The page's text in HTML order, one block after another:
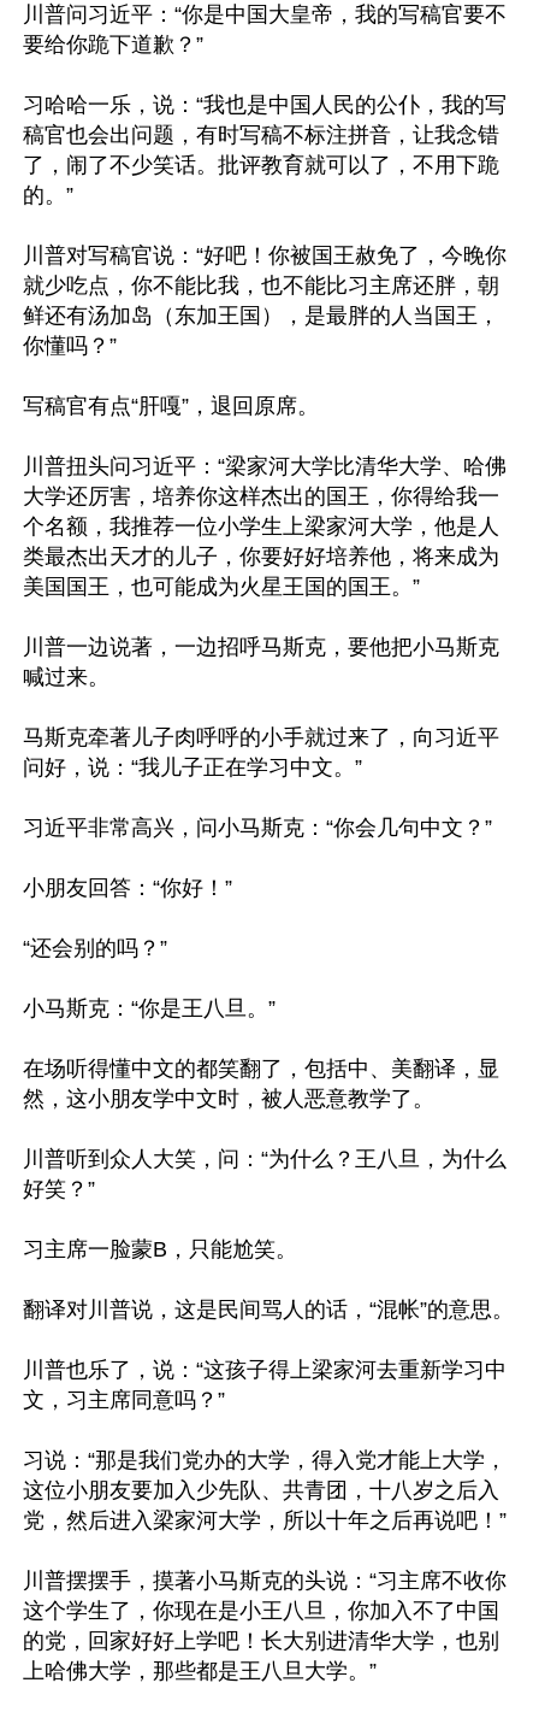
川普问习近平：“你是中国大皇帝，我的写稿官要不
要给你跪下道歉？”
习哈哈一乐，说：“我也是中国人民的公仆，我的写
稿官也会出问题，有时写稿不标注拼音，让我念错
了，闹了不少笑话。批评教育就可以了，不用下跪
的。”
川普对写稿官说：“好吧！你被国王赦免了，今晚你
就少吃点，你不能比我，也不能比习主席还胖，朝
鲜还有汤加岛（东加王国），是最胖的人当国王，
你懂吗？”
写稿官有点“肝嘎”，退回原席。
川普扭头问习近平：“梁家河大学比清华大学、哈佛
大学还厉害，培养你这样杰出的国王，你得给我一
个名额，我推荐一位小学生上梁家河大学，他是人
类最杰出天才的儿子，你要好好培养他，将来成为
美国国王，也可能成为火星王国的国王。”
川普一边说著，一边招呼马斯克，要他把小马斯克
喊过来。
马斯克牵著儿子肉呼呼的小手就过来了，向习近平
问好，说：“我儿子正在学习中文。”
习近平非常高兴，问小马斯克：“你会几句中文？”
小朋友回答：“你好！”
“还会别的吗？”
小马斯克：“你是王八旦。”
在场听得懂中文的都笑翻了，包括中、美翻译，显
然，这小朋友学中文时，被人恶意教学了。
川普听到众人大笑，问：“为什么？王八旦，为什么
好笑？”
习主席一脸蒙B，只能尬笑。
翻译对川普说，这是民间骂人的话，“混帐”的意思。
川普也乐了，说：“这孩子得上梁家河去重新学习中
文，习主席同意吗？”
习说：“那是我们党办的大学，得入党才能上大学，
这位小朋友要加入少先队、共青团，十八岁之后入
党，然后进入梁家河大学，所以十年之后再说吧！”
川普摆摆手，摸著小马斯克的头说：“习主席不收你
这个学生了，你现在是小王八旦，你加入不了中国
的党，回家好好上学吧！长大别进清华大学，也别
上哈佛大学，那些都是王八旦大学。”